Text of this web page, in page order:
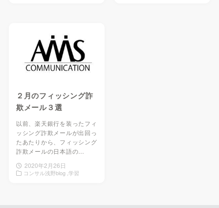
２月のフィッシング詐
欺メール３選
以前、楽天銀行を装ったフィ
ッシング詐欺メールが出回っ
たあたりから、フィッシング
詐欺メールの日本語の…
2020年2月26日
コンサル浅野blog 学習